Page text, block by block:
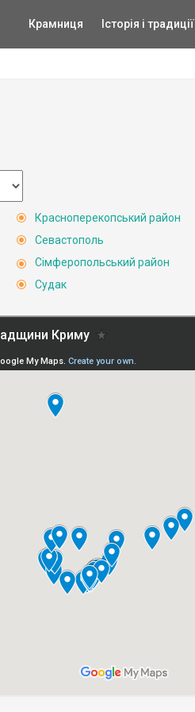
Крамниця Історія і традиції
Красноперекопський район
Севастополь
Сімферопольський район
Судак